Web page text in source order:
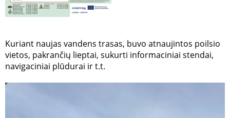
Kuriant naujas vandens trasas, buvo atnaujintos poilsio
vietos, pakrančių lieptai, sukurti informaciniai stendai,
navigaciniai plūdurai ir t.t.